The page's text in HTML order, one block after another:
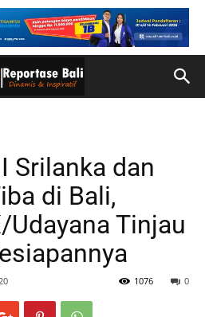
Srilanka dan
di Bali,
Udayana Tinjau
0
1076